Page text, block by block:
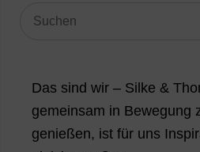
Das sind wir – Silke &
gemeinsam in Bewegung
genießen, ist für uns